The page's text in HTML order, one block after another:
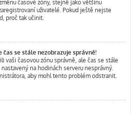
časové zóny, stejně jako většinu
uživatelé. Pokud ještě nejste
proč tak učinit.
čas se stále nezobrazuje správně!
vaši časovou zónu správně, ale čas se stále
na hodinách serveru nesprávný.
aby mohl tento problém odstranit.